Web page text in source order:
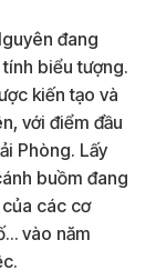
đang
biểu tượng.
kiến tạo và
với điểm đầu
Phòng. Lấy
buồm đang
các cơ
vào năm